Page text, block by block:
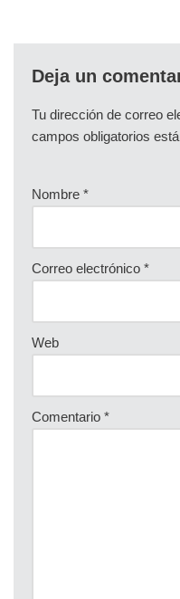
Deja un
Tu dirección de correo
campos obligatorios
Nombre *
Correo electrónico *
Web
Comentario *